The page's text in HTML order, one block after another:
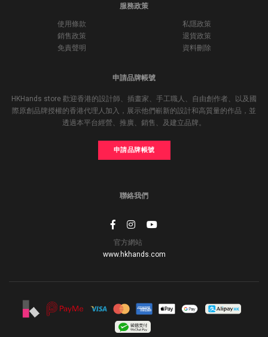
服務政策
使用條款
私隱政策
銷售政策
退貨政策
免責聲明
資料刪除
申請品牌帳號
HKHands store 歡迎香港的設計師、插畫家、手工職人、自由創作者、以及國
際原創品牌授權的香港代理人加入，展示他們嶄新的設計和高質量的作品，並
透過本平台經營、推廣、銷售、及建立品牌。
申請品牌帳號
聯絡我們
官方網站
www.hkhands.com